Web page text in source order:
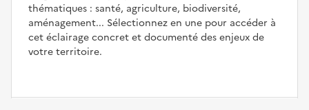
thématiques : santé, agriculture, biodiversité,
aménagement... Sélectionnez en une pour accéder à
cet éclairage concret et documenté des enjeux de
votre territoire.